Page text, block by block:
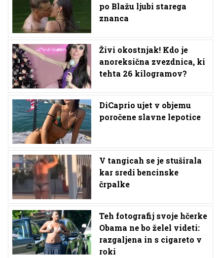
po Blažu ljubi starega
znanca
Živi okostnjak! Kdo je
anoreksična zvezdnica, ki
tehta 26 kilogramov?
DiCaprio ujet v objemu
poročene slavne lepotice
V tangicah se je stuširala
kar sredi bencinske
črpalke
Teh fotografij svoje hčerke
Obama ne bo želel videti:
razgaljena in s cigareto v
roki